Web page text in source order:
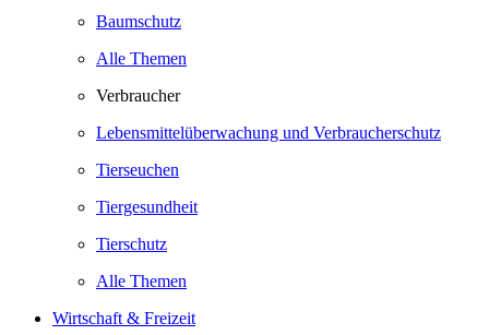
Baumschutz
Alle Themen
Verbraucher
Lebensmittelüberwachung und Verbraucherschutz
Tierseuchen
Tiergesundheit
Tierschutz
Alle Themen
Wirtschaft & Freizeit